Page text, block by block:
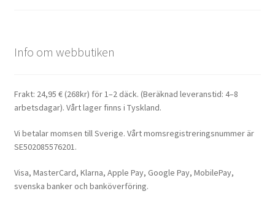
Info om webbutiken
Frakt: 24,95 € (268kr) för 1–2 däck. (Beräknad leveranstid: 4–8
arbetsdagar). Vårt lager finns i Tyskland.
Vi betalar momsen till Sverige. Vårt momsregistreringsnummer är
SE502085576201.
Visa, MasterCard, Klarna, Apple Pay, Google Pay, MobilePay,
svenska banker och banköverföring.